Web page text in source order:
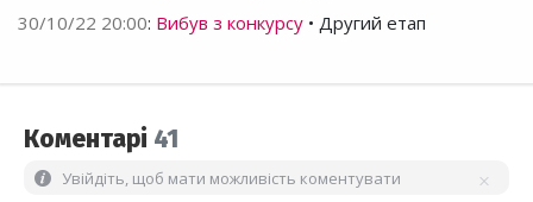
30/10/22 20:00: Вибув з конкурсу • Другий етап
Коментарі 41
Увійдіть, щоб мати можливість коментувати